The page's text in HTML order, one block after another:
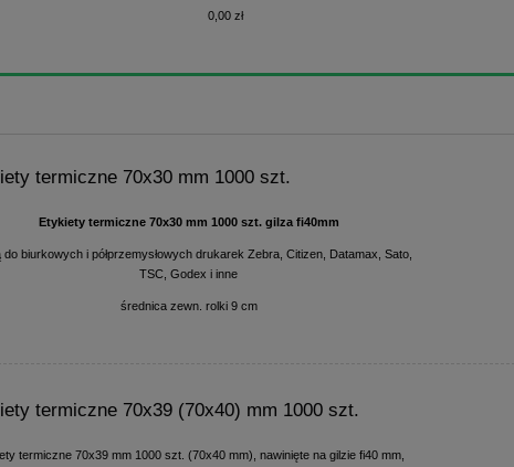
0,00 zł
termiczne 70x30 mm 1000 szt.
Etykiety termiczne 70x30 mm 1000 szt. gilza fi40mm
do biurkowych i półprzemysłowych drukarek Zebra, Citizen, Datamax, Sato,
TSC, Godex i inne
średnica zewn. rolki 9 cm
termiczne 70x39 (70x40) mm 1000 szt.
termiczne 70x39 mm 1000 szt. (70x40 mm), nawinięte na gilzie fi40 mm,